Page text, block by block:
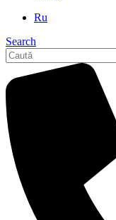
Ru
Search